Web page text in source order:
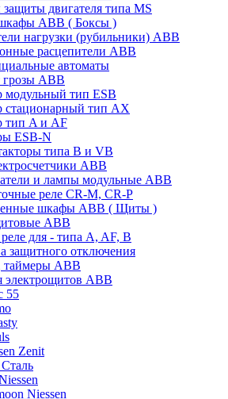
двигателя типа MS
ABB ( Боксы )
нагрузки (рубильники) ABB
расцепители ABB
автоматы
грозы ABB
модульный тип ESB
стационарный тип AX
тип A и AF
ESB-N
типа B и VB
ABB
и лампы модульные ABB
реле CR-M, CR-P
шкафы ABB ( Щиты )
ABB
для - типа A, AF, B
защитного отключения
таймеры ABB
АВВ
55
Zenit
Niessen